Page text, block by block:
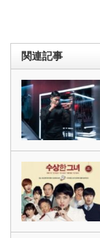
関連記事